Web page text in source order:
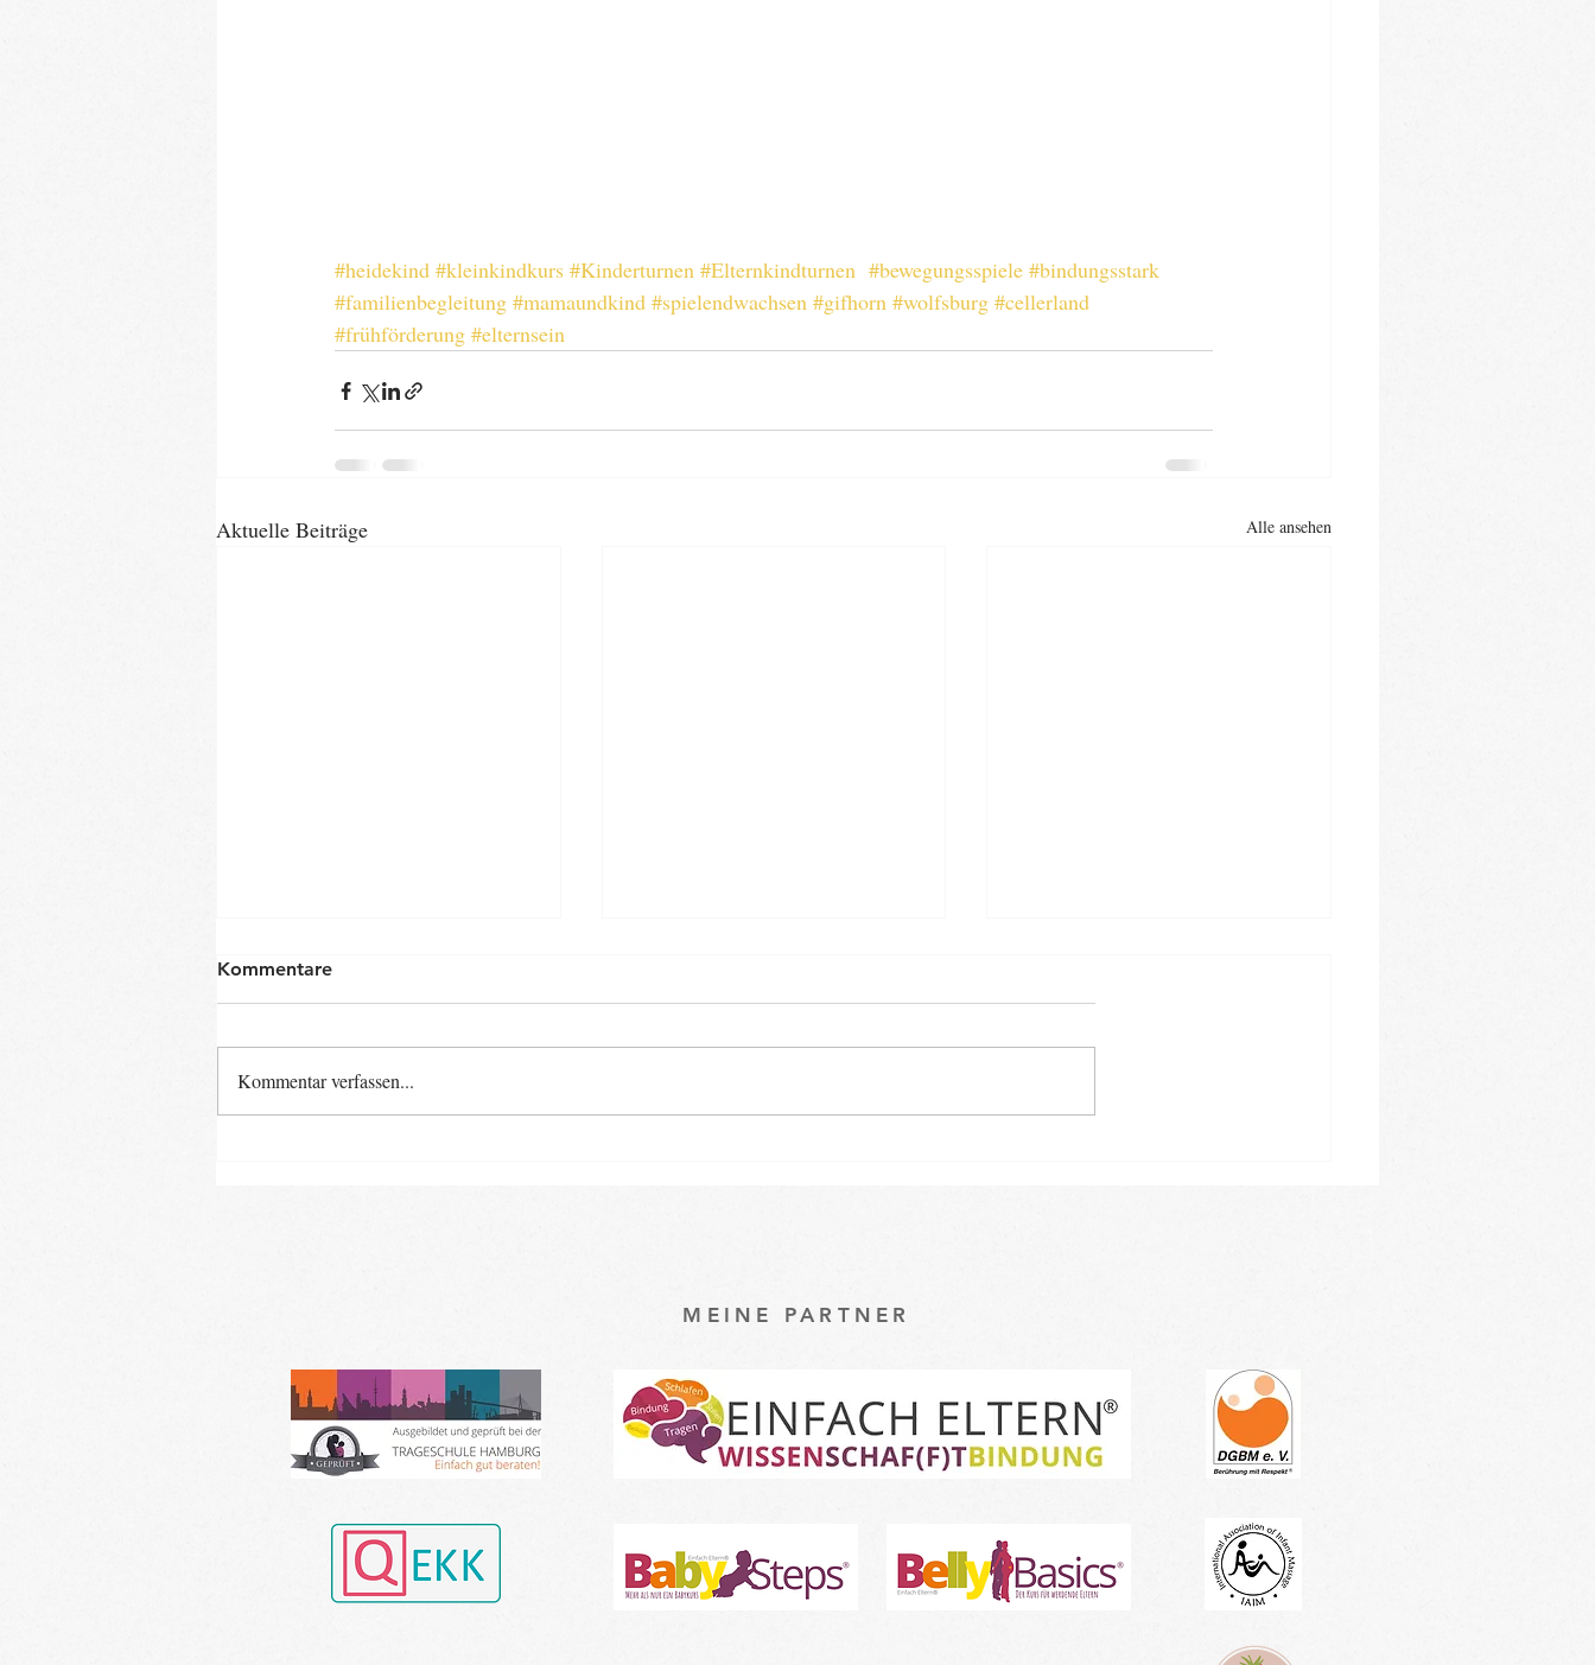
#heidekind #kleinkindkurs #Kinderturnen #Elternkindturnen #bewegungsspiele #bindungsstark
#familienbegleitung #mamaundkind #spielendwachsen #gifhorn #wolfsburg #cellerland
#frühförderung #elternsein
Aktuelle Beiträge Alle ansehen
Kommentare
Kommentar verfassen...
MEINE PARTNER